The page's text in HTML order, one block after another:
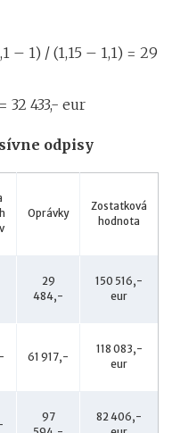
– 1) / (1,15 – 1,1) = 29
32 433,- eur
odpisy
Oprávky
Zostatková
hodnota
29
484,-
150 516,-
eur
61 917,-
118 083,-
eur
97
82 406,-